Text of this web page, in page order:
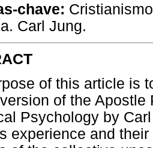
chave:
Carl Jung.
of this article is
of the
Psychology by
experience and